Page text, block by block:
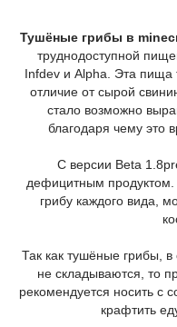
Тушёные грибы в
труднодоступной
Infdev и Alpha. Эта пища
отличие от сырой
стало возможно
благодаря чему это
С версии Beta
дефицитным
грибу каждого вида,
Так как тушёные грибы, в
не складываются, то
рекомендуется носить с
крафтить